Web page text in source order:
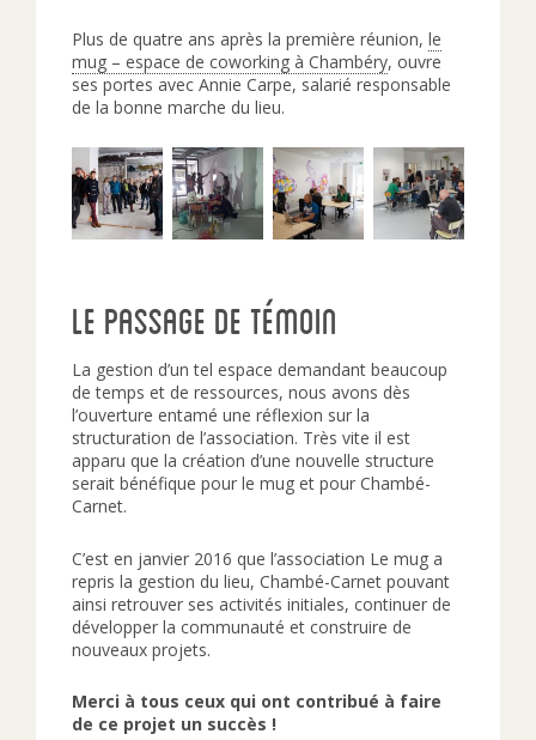
Plus de quatre ans après la première réunion, le
mug – espace de coworking à Chambéry, ouvre
ses portes avec Annie Carpe, salarié responsable
de la bonne marche du lieu.
Le passage de témoin
La gestion d’un tel espace demandant beaucoup
de temps et de ressources, nous avons dès
l’ouverture entamé une réflexion sur la
structuration de l’association. Très vite il est
apparu que la création d’une nouvelle structure
serait bénéfique pour le mug et pour Chambé-
Carnet.
C’est en janvier 2016 que l’association Le mug a
repris la gestion du lieu, Chambé-Carnet pouvant
ainsi retrouver ses activités initiales, continuer de
développer la communauté et construire de
nouveaux projets.
Merci à tous ceux qui ont contribué à faire
de ce projet un succès !